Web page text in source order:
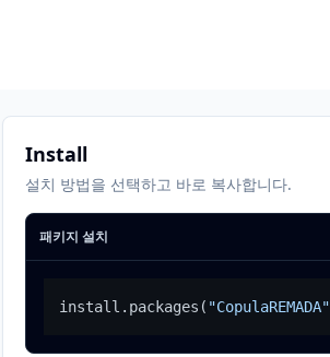
Install
설치 방법을 선택하고 바로 복사합니다.
패키지 설치
install.packages ( "CopulaREMADA"